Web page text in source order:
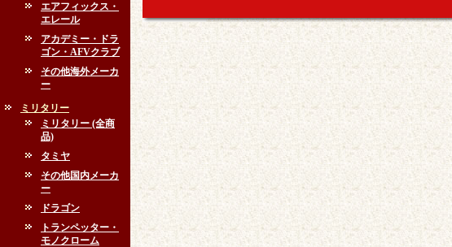
エアフィックス・
エレール
アカデミー・ドラ
ゴン・AFVクラブ
その他海外メーカ
ー
ミリタリー
ミリタリー (全商
品)
タミヤ
その他国内メーカ
ー
ドラゴン
トランペッター・
モノクローム